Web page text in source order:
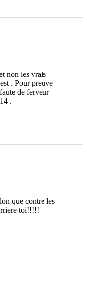
non les vrais
. Pour preuve
de ferveur
.
que contre les
toi!!!!!